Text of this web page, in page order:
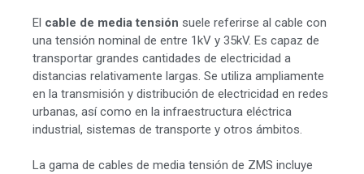
El cable de media tensión suele referirse al cable con
una tensión nominal de entre 1kV y 35kV. Es capaz de
transportar grandes cantidades de electricidad a
distancias relativamente largas. Se utiliza ampliamente
en la transmisión y distribución de electricidad en redes
urbanas, así como en la infraestructura eléctrica
industrial, sistemas de transporte y otros ámbitos.
La gama de cables de media tensión de ZMS incluye